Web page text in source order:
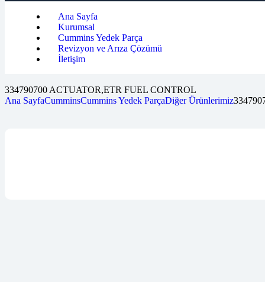
Ana Sayfa
Kurumsal
Cummins Yedek Parça
Revizyon ve Arıza Çözümü
İletişim
334790700 ACTUATOR,ETR FUEL CONTROL
Ana SayfaCumminsCummins Yedek ParçaDiğer Ürünlerimiz